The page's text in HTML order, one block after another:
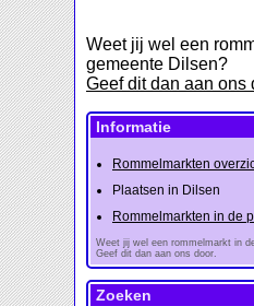
Weet jij wel een
gemeente Dilsen?
Geef dit dan aan ons
Informatie
Rommelmarkten
Plaatsen in Dilsen
Rommelmarkten in de
Weet jij wel een rommelmarkt in
Geef dit dan aan ons door.
Zoeken